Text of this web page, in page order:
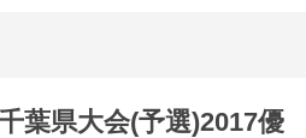
葉県大会(予選)2017優